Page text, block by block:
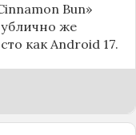
Bun»
же
как Android 17.